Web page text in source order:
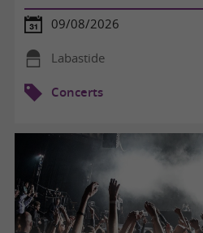
09/08/2026
Labastide
Concerts